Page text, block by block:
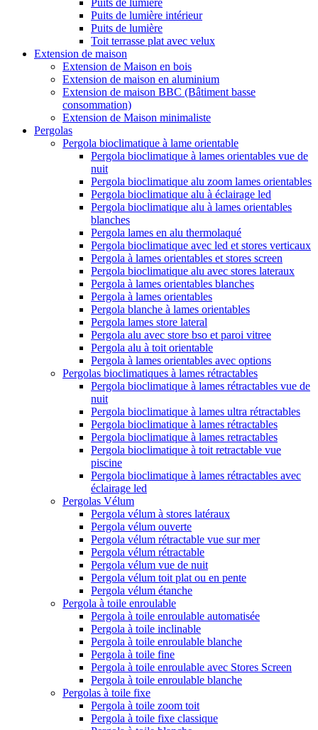
Puits de lumière intérieur
Puits de lumière
Toit terrasse plat avec velux
Extension de maison
Extension de Maison en bois
Extension de maison en aluminium
Extension de maison BBC (Bâtiment basse
consommation)
Extension de Maison minimaliste
Pergolas
Pergola bioclimatique à lame orientable
Pergola bioclimatique à lames orientables vue de
nuit
Pergola bioclimatique alu zoom lames orientables
Pergola bioclimatique alu à éclairage led
Pergola bioclimatique alu à lames orientables
blanches
Pergola lames en alu thermolaqué
Pergola bioclimatique avec led et stores verticaux
Pergola à lames orientables et stores screen
Pergola bioclimatique alu avec stores lateraux
Pergola à lames orientables blanches
Pergola à lames orientables
Pergola blanche à lames orientables
Pergola lames store lateral
Pergola alu avec store bso et paroi vitree
Pergola alu à toit orientable
Pergola à lames orientables avec options
Pergolas bioclimatiques à lames rétractables
Pergola bioclimatique à lames rétractables vue de
nuit
Pergola bioclimatique à lames ultra rétractables
Pergola bioclimatique à lames rétractables
Pergola bioclimatique à lames retractables
Pergola bioclimatique à toit retractable vue
piscine
Pergola bioclimatique à lames rétractables avec
éclairage led
Pergolas Vélum
Pergola vélum à stores latéraux
Pergola vélum ouverte
Pergola vélum rétractable vue sur mer
Pergola vélum rétractable
Pergola vélum vue de nuit
Pergola vélum toit plat ou en pente
Pergola vélum étanche
Pergola à toile enroulable
Pergola à toile enroulable automatisée
Pergola à toile inclinable
Pergola à toile enroulable blanche
Pergola à toile fine
Pergola à toile enroulable avec Stores Screen
Pergola à toile enroulable blanche
Pergolas à toile fixe
Pergola à toile zoom toit
Pergola à toile fixe classique